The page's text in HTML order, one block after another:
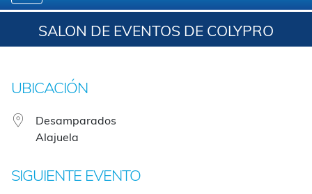
SALON DE EVENTOS DE COLYPRO
UBICACIÓN
Desamparados
Alajuela
SIGUIENTE EVENTO